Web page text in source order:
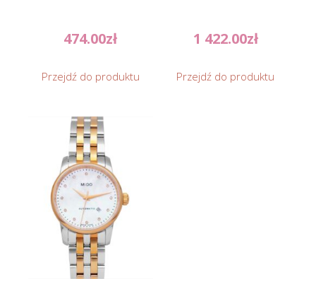
474.00zł
Przejdź do produktu
1 422.00zł
Przejdź do produktu